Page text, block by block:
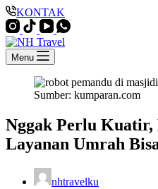
KONTAK
Menu
Sumber: kumparan.com
Nggak Perlu
Layanan Umrah
nhtravelku